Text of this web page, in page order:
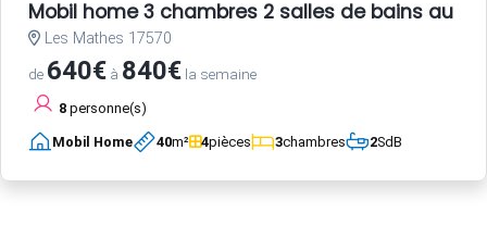
Mobil home 3 chambres 2 salles de bains au
Les Mathes 17570
de 640€ à 840€ la semaine
8 personne(s)
Mobil Home 40m² 4pièces 3chambres 2SdB